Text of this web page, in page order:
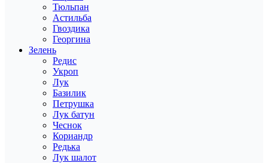
Тюльпан
Астильба
Гвоздика
Георгина
Зелень
Редис
Укроп
Лук
Базилик
Петрушка
Лук батун
Чеснок
Кориандр
Редька
Лук шалот